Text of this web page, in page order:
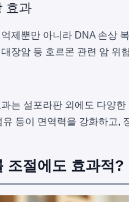
효과
제뿐만 아니라 DNA 손상
장암 등 호르몬 관련 암 위
는 설포라판 외에도 다양
등이 면역력을 강화하고,
조절에도 효과적?